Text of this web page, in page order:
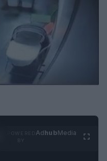
AdhubMedia